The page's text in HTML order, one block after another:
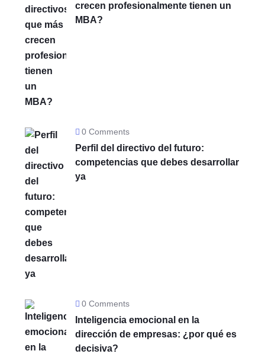
crecen profesionalmente tienen un
MBA?
0 Comments
Perfil del directivo del futuro:
competencias que debes desarrollar
ya
0 Comments
Inteligencia emocional en la
dirección de empresas: ¿por qué es
decisiva?